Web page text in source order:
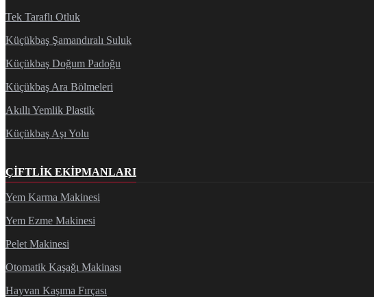
Tek Taraflı Otluk
Küçükbaş Şamandıralı Suluk
Küçükbaş Doğum Padoğu
Küçükbaş Ara Bölmeleri
Akıllı Yemlik Plastik
Küçükbaş Aşı Yolu
ÇIFTLIK EKIPMANLARI
Yem Karma Makinesi
Yem Ezme Makinesi
Pelet Makinesi
Otomatik Kaşağı Makinası
Hayvan Kaşıma Fırçası